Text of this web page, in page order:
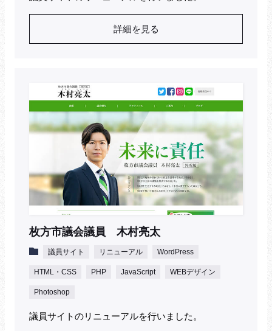
詳細を見る
枚方市議会議員 木村亮太
議員サイト リニューアル WordPress
HTML・CSS PHP JavaScript WEBデザイン
Photoshop
議員サイトのリニューアルを行いました。